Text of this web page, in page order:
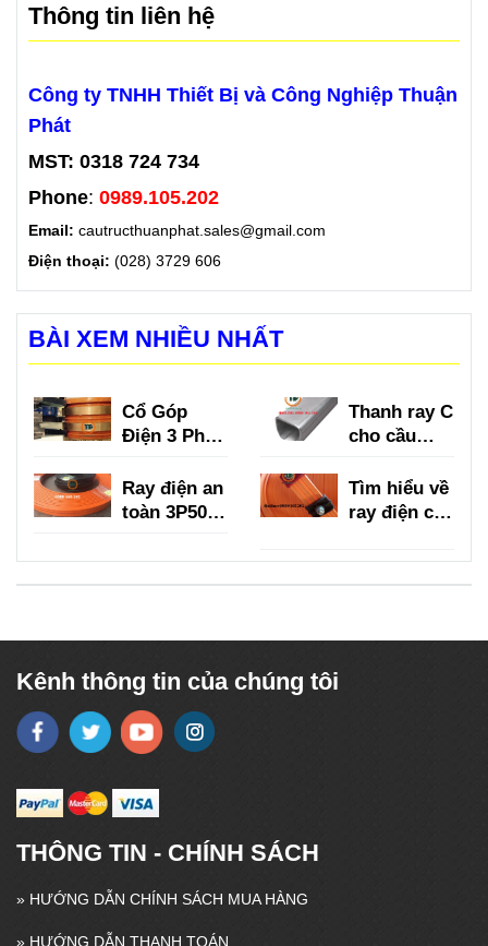
Thông tin liên hệ
Công ty TNHH Thiết Bị và Công Nghiệp Thuận
Phát
MST: 0318 724 734
Phone: 0989.105.202
Email: cautructhuanphat.sales@gmail.com
Điện thoại: (028) 3729 606
BÀI XEM NHIỀU NHẤT
Cổ Góp
Điện 3 Pha
Thanh ray C
cho cầu
Ray điện an
toàn 3P50A,
3P100A,
3P150A
Tìm hiểu về
ray điện cầu
150A
Kênh thông tin của chúng tôi
THÔNG TIN - CHÍNH SÁCH
» HƯỚNG DẪN CHÍNH SÁCH MUA HÀNG
» HƯỚNG DẪN THANH TOÁN